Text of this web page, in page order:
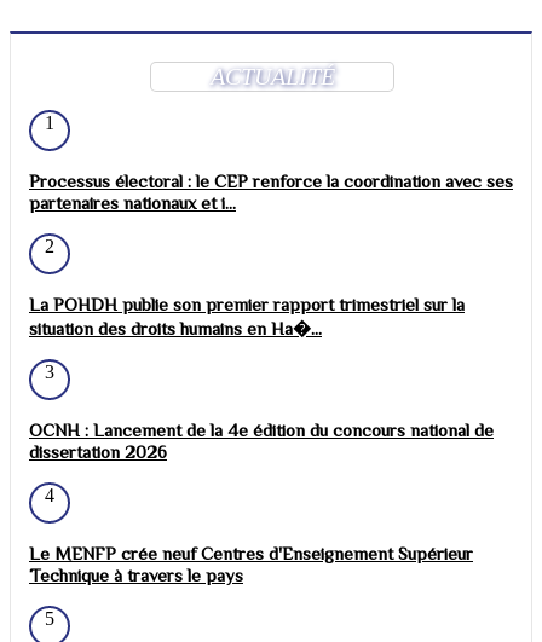
ACTUALITÉ
1
Processus électoral : le CEP renforce la coordination avec ses
partenaires nationaux et i...
2
La POHDH publie son premier rapport trimestriel sur la
situation des droits humains en Ha�...
3
OCNH : Lancement de la 4e édition du concours national de
dissertation 2026
4
Le MENFP crée neuf Centres d'Enseignement Supérieur
Technique à travers le pays
5